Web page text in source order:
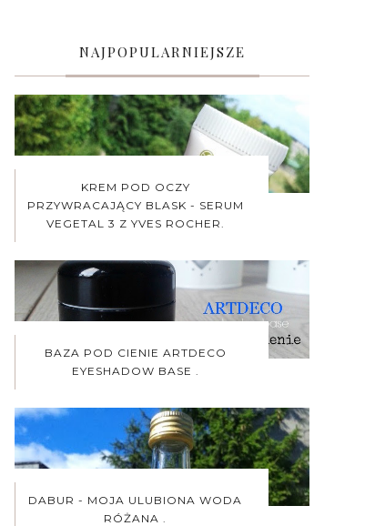
NAJPOPULARNIEJSZE
KREM POD OCZY
PRZYWRACAJĄCY BLASK - SERUM
VEGETAL 3 Z YVES ROCHER.
BAZA POD CIENIE ARTDECO
EYESHADOW BASE .
DABUR - MOJA ULUBIONA WODA
RÓŻANA .